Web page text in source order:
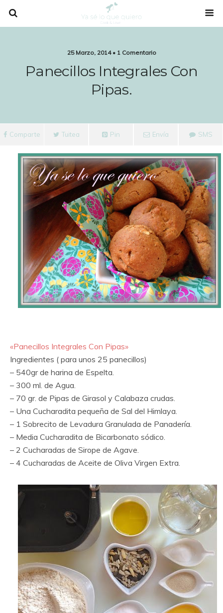
25 Marzo, 2014 • 1 Comentario
Panecillos Integrales Con
Pipas.
Comparte Tuitea Pin Envía SMS
«Panecillos Integrales Con Pipas»
Ingredientes ( para unos 25 panecillos)
– 540gr de harina de Espelta.
– 300 ml. de Agua.
– 70 gr. de Pipas de Girasol y Calabaza crudas.
– Una Cucharadita pequeña de Sal del Himlaya.
– 1 Sobrecito de Levadura Granulada de Panadería.
– Media Cucharadita de Bicarbonato sódico.
– 2 Cucharadas de Sirope de Agave.
– 4 Cucharadas de Aceite de Oliva Virgen Extra.